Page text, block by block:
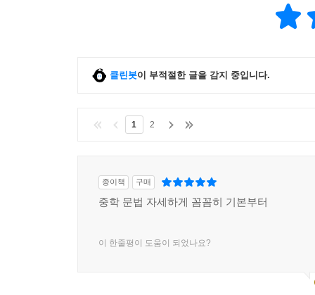
클린봇이 부적절한 글을 감지 중입니다.
1 2
종이책 구매
중학 문법 자세하게 꼼꼼히 기본부터
이 한줄평이 도움이 되었나요?